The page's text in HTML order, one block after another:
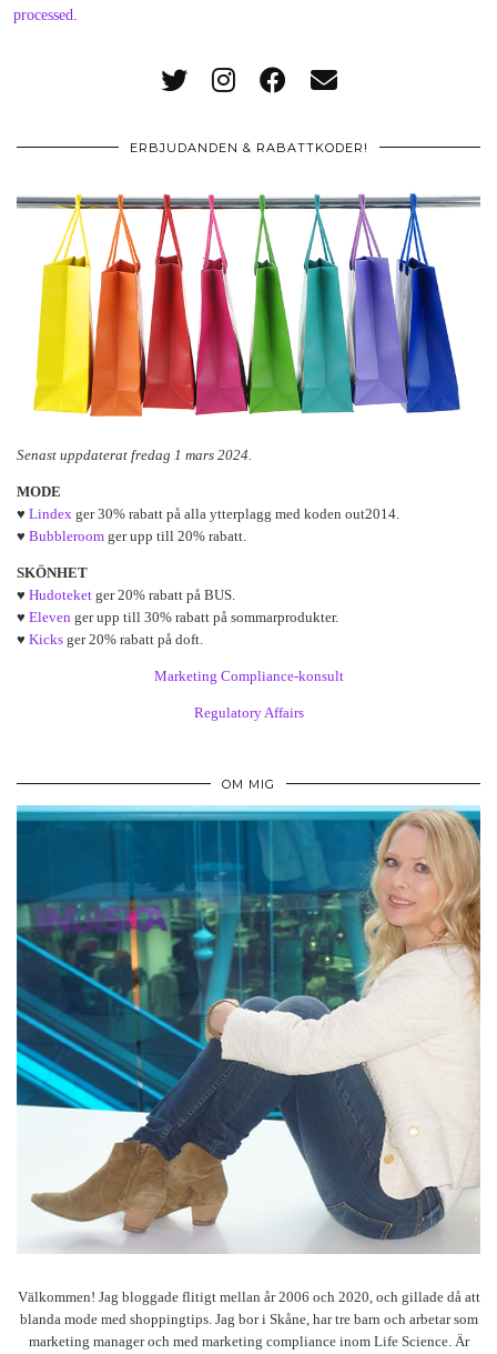
processed.
ERBJUDANDEN & RABATTKODER!
Senast uppdaterat fredag 1 mars 2024.
MODE
♥ Lindex ger 30% rabatt på alla ytterplagg med koden out2014.
♥ Bubbleroom ger upp till 20% rabatt.
SKÖNHET
♥ Hudoteket ger 20% rabatt på BUS.
♥ Eleven ger upp till 30% rabatt på sommarprodukter.
♥ Kicks ger 20% rabatt på doft.
Marketing Compliance-konsult
Regulatory Affairs
OM MIG
Välkommen! Jag bloggade flitigt mellan år 2006 och 2020, och gillade då att
blanda mode med shoppingtips. Jag bor i Skåne, har tre barn och arbetar som
marketing manager och med marketing compliance inom Life Science. Är